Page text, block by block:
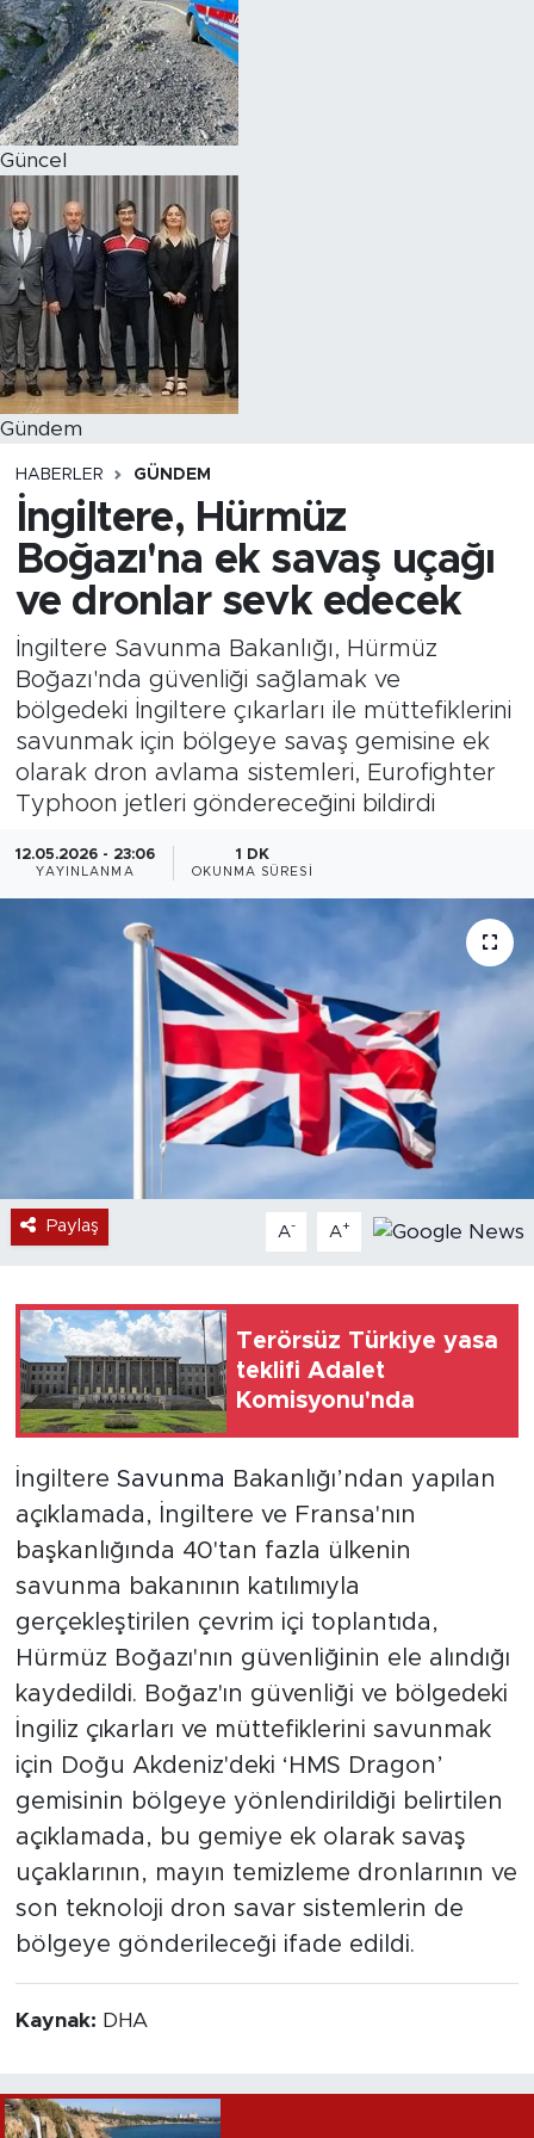
Güncel
Gündem
HABERLER GÜNDEM
İngiltere, Hürmüz
Boğazı'na ek savaş uçağı
ve dronlar sevk edecek
İngiltere Savunma Bakanlığı, Hürmüz
Boğazı'nda güvenliği sağlamak ve
bölgedeki İngiltere çıkarları ile müttefiklerini
savunmak için bölgeye savaş gemisine ek
olarak dron avlama sistemleri, Eurofighter
Typhoon jetleri göndereceğini bildirdi
12.05.2026 - 23:06
YAYINLANMA
1 DK
OKUNMA SÜRESI
Paylaş A- A+
Terörsüz Türkiye yasa
teklifi Adalet
Komisyonu'nda
İngiltere Savunma Bakanlığı’ndan yapılan
açıklamada, İngiltere ve Fransa'nın
başkanlığında 40'tan fazla ülkenin
savunma bakanının katılımıyla
gerçekleştirilen çevrim içi toplantıda,
Hürmüz Boğazı'nın güvenliğinin ele alındığı
kaydedildi. Boğaz'ın güvenliği ve bölgedeki
İngiliz çıkarları ve müttefiklerini savunmak
için Doğu Akdeniz'deki ‘HMS Dragon’
gemisinin bölgeye yönlendirildiği belirtilen
açıklamada, bu gemiye ek olarak savaş
uçaklarının, mayın temizleme dronlarının ve
son teknoloji dron savar sistemlerin de
bölgeye gönderileceği ifade edildi.
Kaynak: DHA
Magazin
Özel Haber
Politika
Resmi İlanlar
Sağlık
Spor
Turizm